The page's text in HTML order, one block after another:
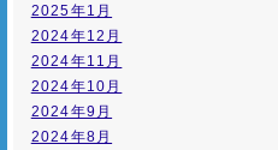
2025年1月
2024年12月
2024年11月
2024年10月
2024年9月
2024年8月